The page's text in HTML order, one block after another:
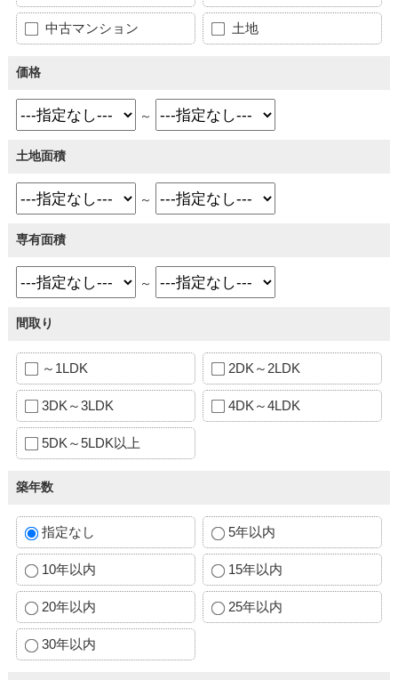
中古マンション 土地
価格
～
土地面積
～
専有面積
～
間取り
～1LDK 2DK～2LDK
3DK～3LDK 4DK～4LDK
5DK～5LDK以上
築年数
指定なし 5年以内
10年以内 15年以内
20年以内 25年以内
30年以内